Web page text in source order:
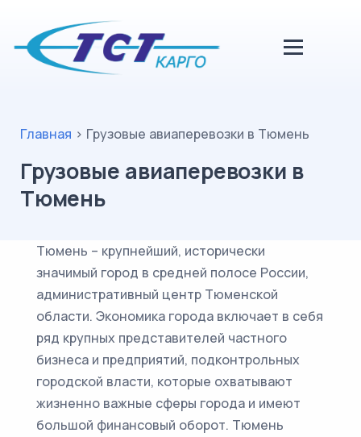
Главная > Грузовые авиаперевозки в Тюмень
Грузовые авиаперевозки в
Тюмень
Тюмень – крупнейший, исторически
значимый город в средней полосе России,
административный центр Тюменской
области. Экономика города включает в себя
ряд крупных представителей частного
бизнеса и предприятий, подконтрольных
городской власти, которые охватывают
жизненно важные сферы города и имеют
большой финансовый оборот. Тюмень